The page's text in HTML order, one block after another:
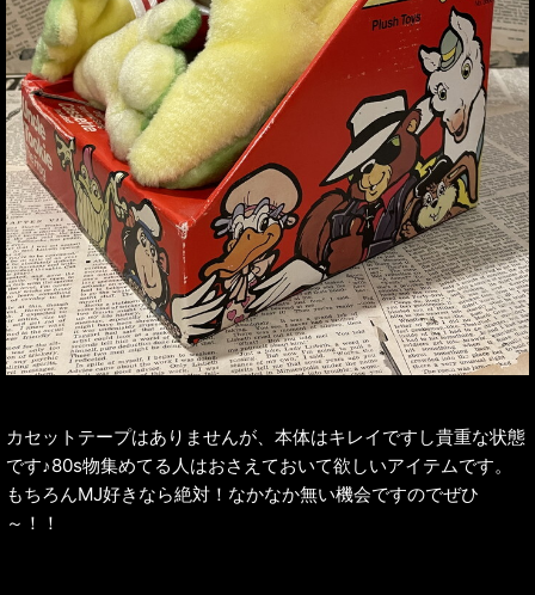
カセットテープはありませんが、本体はキレイですし貴重な状態
です♪80s物集めてる人はおさえておいて欲しいアイテムです。
もちろんMJ好きなら絶対！なかなか無い機会ですのでぜひ
～！！